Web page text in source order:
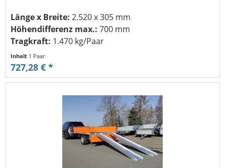
Länge x Breite: 2.520 x 305 mm
Höhendifferenz max.: 700 mm
Tragkraft: 1.470 kg/Paar
Inhalt 1 Paar
727,28 € *